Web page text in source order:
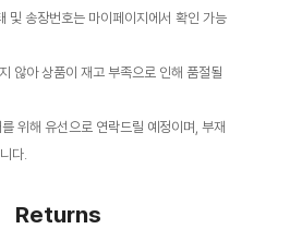
및 송장번호는 마이페이지에서 확인 가능
않아 상품이 재고 부족으로 인해 품절될
위해 유선으로 연락드릴 예정이며, 부재
다.
Returns